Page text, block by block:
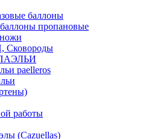
баллоны
пропановые
Сковороды
ПАЭЛЬИ
paelleros
работы
(Cazuellas)